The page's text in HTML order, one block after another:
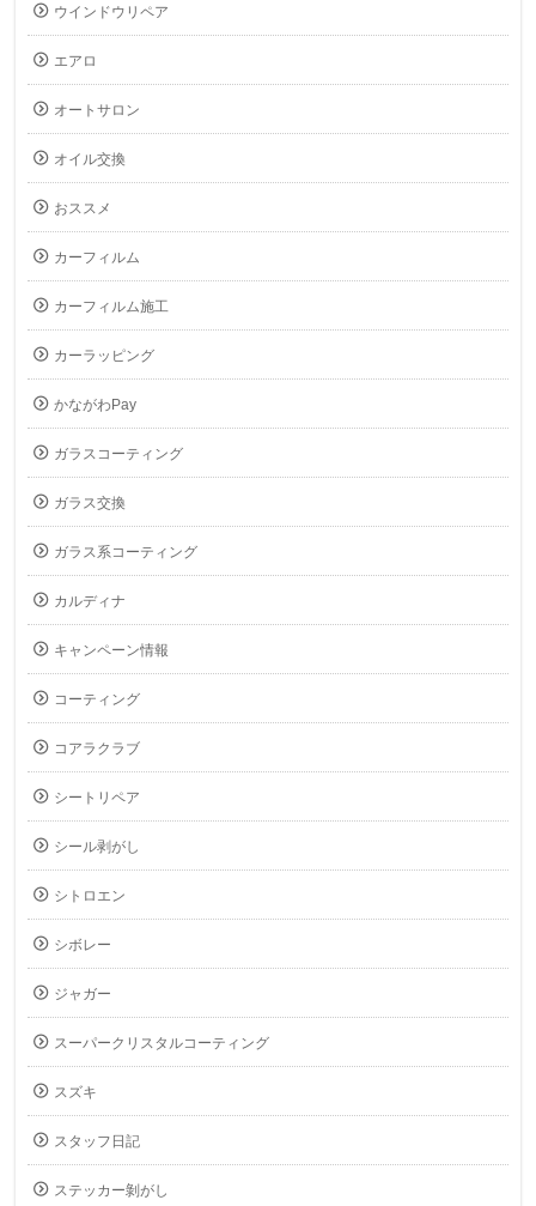
ウインドウリペア
エアロ
オートサロン
オイル交換
おススメ
カーフィルム
カーフィルム施工
カーラッピング
かながわPay
ガラスコーティング
ガラス交換
ガラス系コーティング
カルディナ
キャンペーン情報
コーティング
コアラクラブ
シートリペア
シール剥がし
シトロエン
シボレー
ジャガー
スーパークリスタルコーティング
スズキ
スタッフ日記
ステッカー剝がし